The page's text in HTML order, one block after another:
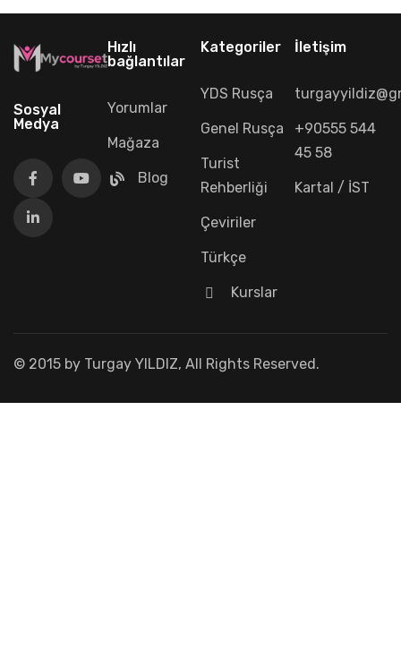
Sosyal
Medya
Hızlı
bağlantılar
Yorumlar
Mağaza
Blog
Kategoriler
YDS Rusça
Genel Rusça
Turist
Rehberliği
Çeviriler
Türkçe
Kurslar
İletişim
+90555 544
45 58
Kartal / İST
© 2015 by Turgay YILDIZ, All Rights Reserved.